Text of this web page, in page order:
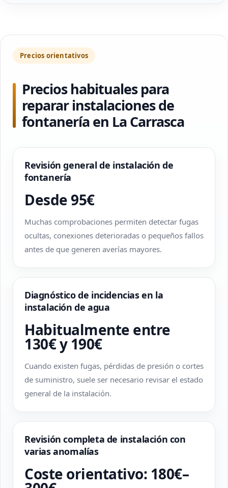
Precios orientativos
Precios habituales para
reparar instalaciones de
fontanería en La Carrasca
Revisión general de instalación de
fontanería
Desde 95€
Muchas comprobaciones permiten detectar fugas
ocultas, conexiones deterioradas o pequeños fallos
antes de que generen averías mayores.
Diagnóstico de incidencias en la
instalación de agua
Habitualmente entre
130€ y 190€
Cuando existen fugas, pérdidas de presión o cortes
de suministro, suele ser necesario revisar el estado
general de la instalación.
Revisión completa de instalación con
varias anomalías
Coste orientativo: 180€–